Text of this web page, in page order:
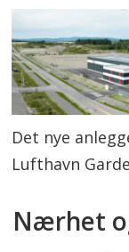
og
AI, men
Det nye
Lufthavn
Nærhet